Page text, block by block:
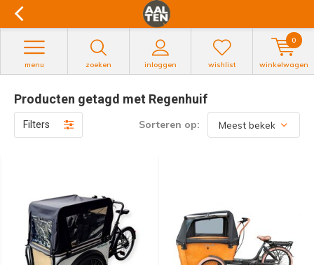
zoeken inloggen
menu wishlist winkelwagen
0
Producten getagd met Regenhuif
Filters Sorteren op: